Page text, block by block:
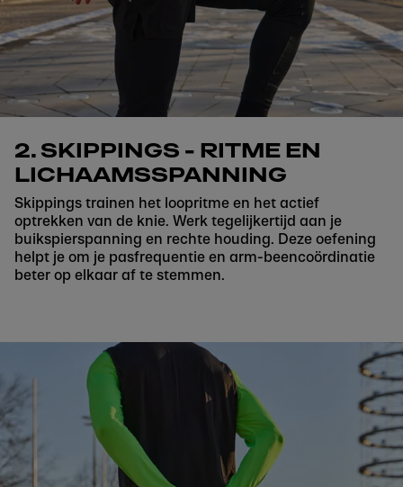
2. SKIPPINGS - RITME EN
LICHAAMSSPANNING
Skippings trainen het loopritme en het actief
optrekken van de knie. Werk tegelijkertijd aan je
buikspierspanning en rechte houding. Deze oefening
helpt je om je pasfrequentie en arm-beencoördinatie
beter op elkaar af te stemmen.